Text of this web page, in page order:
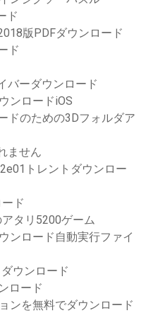
ド
版PDFダウンロード
ド
バーダウンロード
ンロードiOS
ドのための3Dフォルダア
ません
トレントダウンロー
ド
タリ5200ゲーム
ンロード自動実行ファイ
ウンロード
ロード
ンを無料でダウンロード